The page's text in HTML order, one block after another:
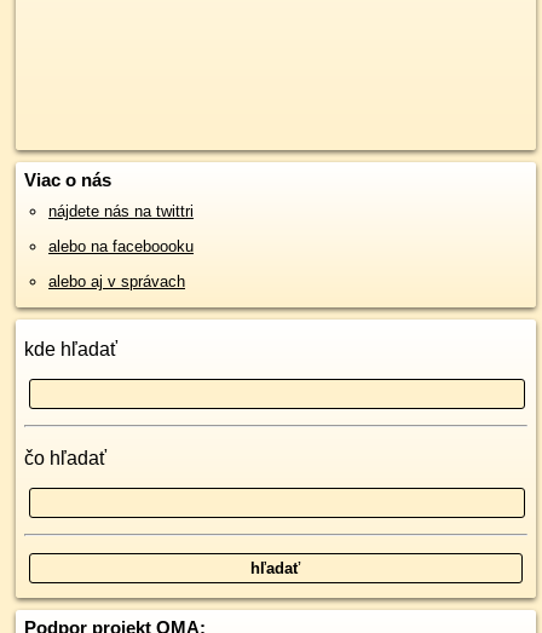
Viac o nás
nájdete nás na twittri
alebo na faceboooku
alebo aj v správach
kde hľadať
čo hľadať
Podpor projekt OMA: